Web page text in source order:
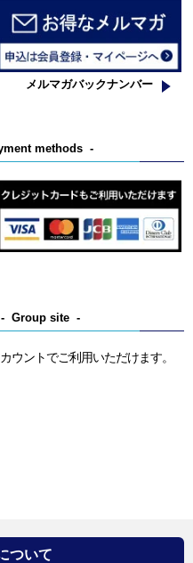
メルマガバックナンバー
methods
Group site
ウントでご利用いただけます。
ついて